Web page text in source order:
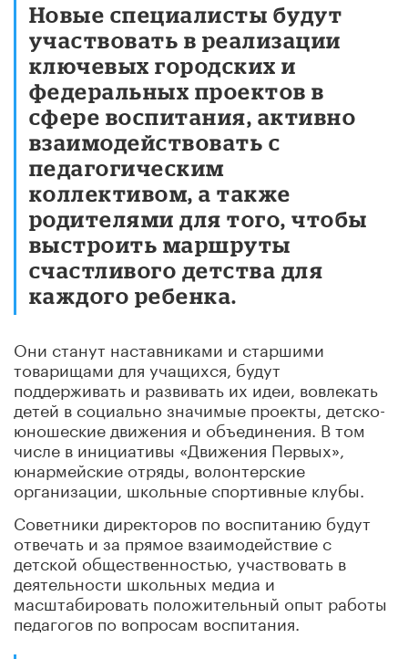
Новые специалисты будут
участвовать в реализации
ключевых городских и
федеральных проектов в
сфере воспитания, активно
взаимодействовать с
педагогическим
коллективом, а также
родителями для того, чтобы
выстроить маршруты
счастливого детства для
каждого ребенка.
Они станут наставниками и старшими
товарищами для учащихся, будут
поддерживать и развивать их идеи, вовлекать
детей в социально значимые проекты, детско-
юношеские движения и объединения. В том
числе в инициативы «Движения Первых»,
юнармейские отряды, волонтерские
организации, школьные спортивные клубы.
Советники директоров по воспитанию будут
отвечать и за прямое взаимодействие с
детской общественностью, участвовать в
деятельности школьных медиа и
масштабировать положительный опыт работы
педагогов по вопросам воспитания.